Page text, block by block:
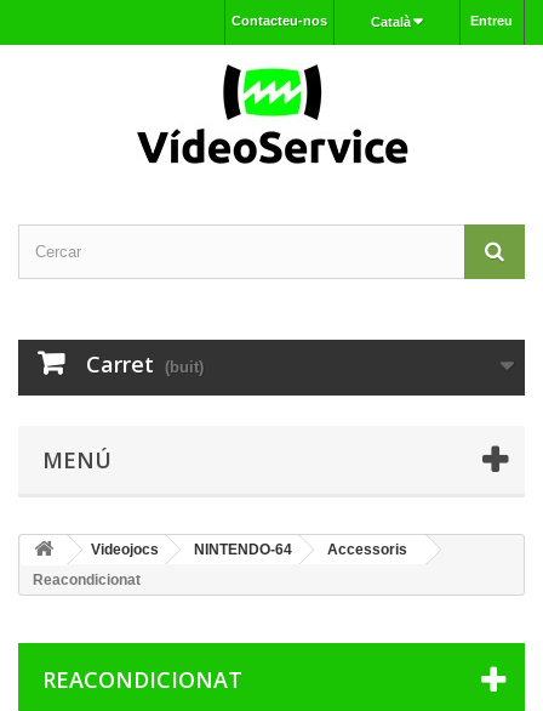
Entreu
Català
Contacteu-nos
Carret (buit)
MENÚ
Videojocs NINTENDO-64
Accessoris
Reacondicionat
REACONDICIONAT